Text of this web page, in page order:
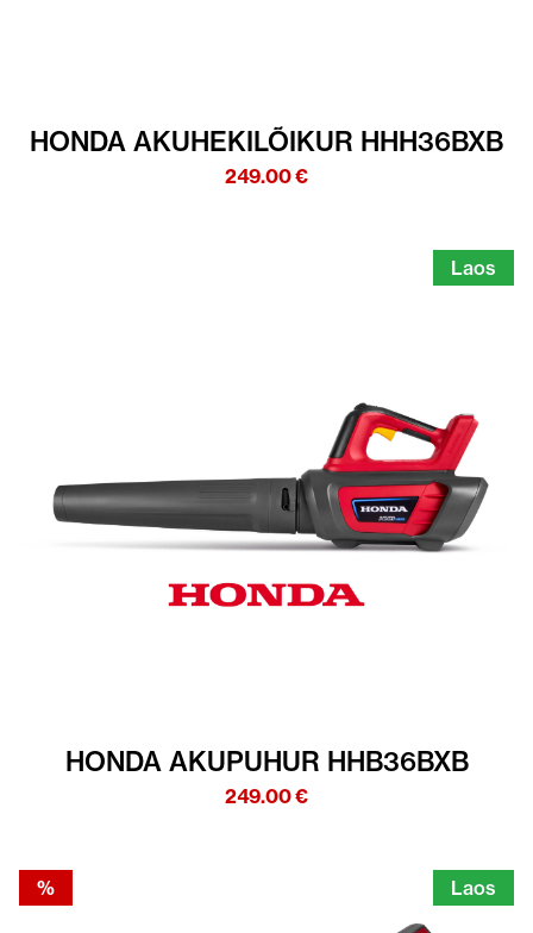
HONDA AKUHEKILÕIKUR HHH36BXB
249.00€
Laos
HONDA AKUPUHUR HHB36BXB
249.00€
% Laos